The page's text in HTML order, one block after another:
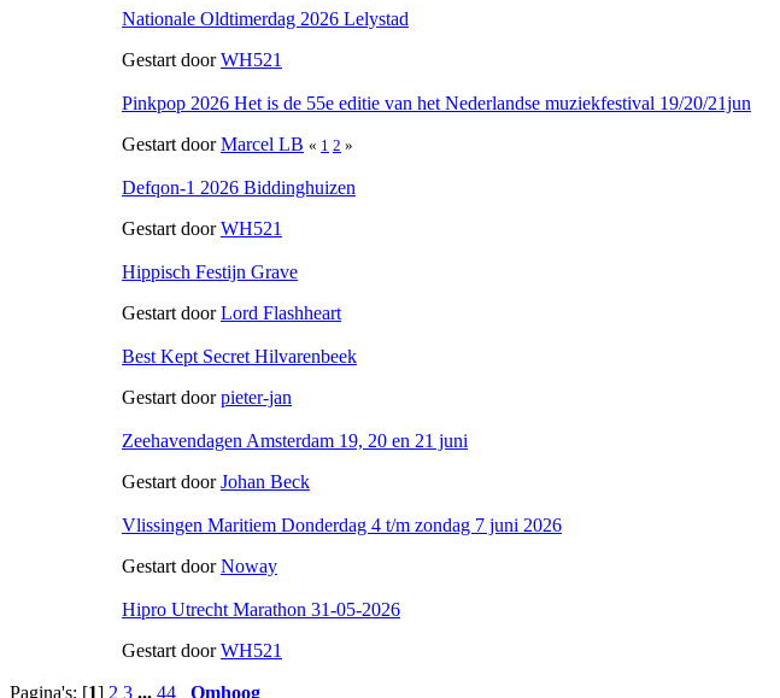
Nationale Oldtimerdag 2026 Lelystad
Gestart doorWH521
Pinkpop 2026 Het is de 55e editie van het Nederlandse muziekfestival 19/20/21jun
Gestart doorMarcel LB « 1 2 »
Defqon-1 2026 Biddinghuizen
Gestart doorWH521
Hippisch Festijn Grave
Gestart doorLord Flashheart
Best Kept Secret Hilvarenbeek
Gestart doorpieter-jan
Zeehavendagen Amsterdam 19, 20 en 21 juni
Gestart doorJohan Beck
Vlissingen Maritiem Donderdag 4 t/m zondag 7 juni 2026
Gestart doorNoway
Hipro Utrecht Marathon 31-05-2026
Gestart doorWH521
Pagina's: [1] 2 3 ... 44 Omhoog